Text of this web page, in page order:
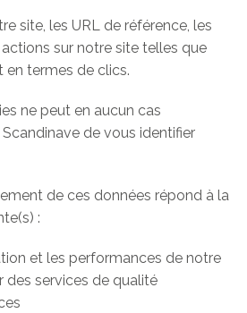
site, les URL de référence, les
sur notre site telles que
termes de clics.
ne peut en aucun cas
de vous identifier
de ces données répond à la
:
et les performances de notre
des services de qualité